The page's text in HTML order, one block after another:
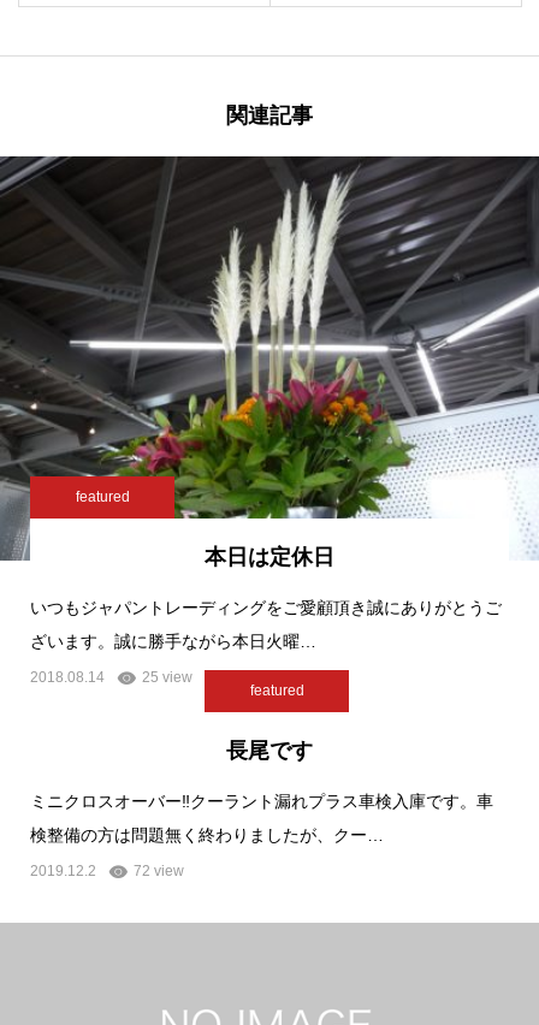
関連記事
featured
本日は定休日
いつもジャパントレーディングをご愛顧頂き誠にありがとうご
ざいます。誠に勝手ながら本日火曜…
2018.08.14 25 view
featured
長尾です
ミニクロスオーバー‼︎クーラント漏れプラス車検入庫です。車
検整備の方は問題無く終わりましたが、クー…
2019.12.2 72 view